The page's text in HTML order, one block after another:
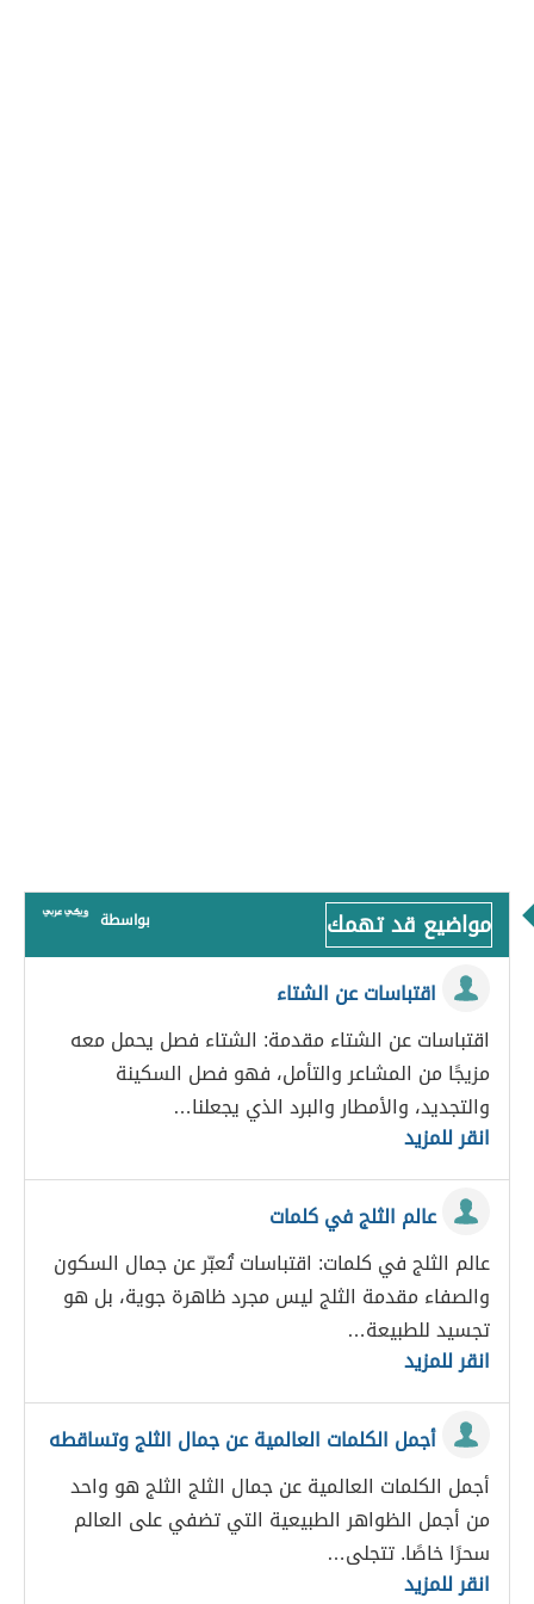
مواضيع قد تهمك بواسطة
اقتباسات عن الشتاء
اقتباسات عن الشتاء مقدمة: الشتاء فصل يحمل معه
مزيجًا من المشاعر والتأمل، فهو فصل السكينة
والتجديد، والأمطار والبرد الذي يجعلنا…
انقر للمزيد
عالم الثلج في كلمات
عالم الثلج في كلمات: اقتباسات تُعبّر عن جمال السكون
والصفاء مقدمة الثلج ليس مجرد ظاهرة جوية، بل هو
تجسيد للطبيعة…
انقر للمزيد
أجمل الكلمات العالمية عن جمال الثلج وتساقطه
أجمل الكلمات العالمية عن جمال الثلج الثلج هو واحد
من أجمل الظواهر الطبيعية التي تضفي على العالم
سحرًا خاصًا. تتجلى…
انقر للمزيد